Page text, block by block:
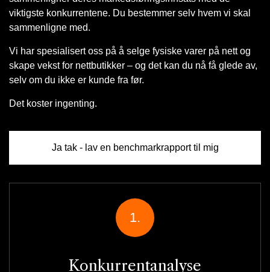
viktigste konkurrentene. Du bestemmer selv hvem vi skal
sammenligne med.
Vi har spesialisert oss på å selge fysiske varer på nett og
skape vekst for nettbutikker – og det kan du nå få glede av,
selv om du ikke er kunde fra før.
Det koster ingenting.
Ja tak - lav en benchmarkrapport til mig
1.
Konkurrentanalyse